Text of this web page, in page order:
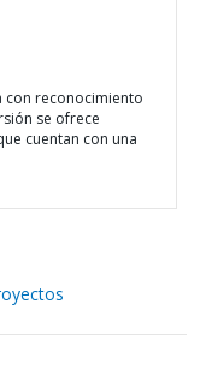
con reconocimiento
se ofrece
cuentan con una